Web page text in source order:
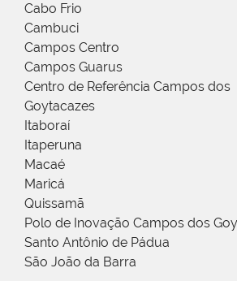
Cabo Frio
Cambuci
Campos Centro
Campos Guarus
Centro de Referência Campos dos
Goytacazes
Itaboraí
Itaperuna
Macaé
Maricá
Quissamã
Polo de Inovação Campos dos
Santo Antônio de Pádua
São João da Barra